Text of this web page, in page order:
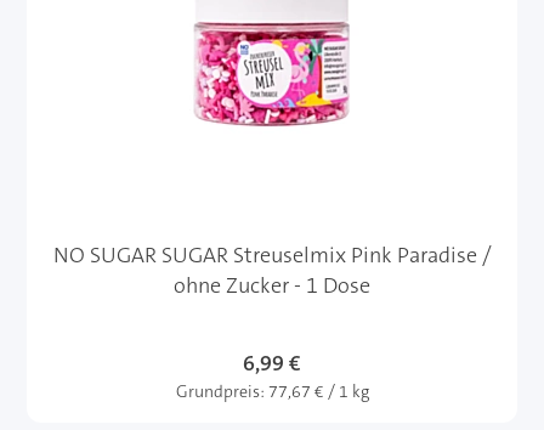
NO SUGAR SUGAR Streuselmix Pink Paradise /
ohne Zucker - 1 Dose
6,99 €
Grundpreis: 77,67 € / 1 kg